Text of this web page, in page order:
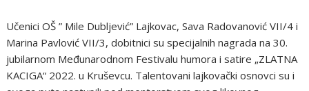
Učenici OŠ ” Mile Dubljević” Lajkovac, Sava Radovanović VII/4 i
Marina Pavlović VII/3, dobitnici su specijalnih nagrada na 30.
jubilarnom Međunarodnom Festivalu humora i satire „ZLATNA
KACIGA“ 2022. u Kruševcu. Talentovani lajkovački osnovci su i